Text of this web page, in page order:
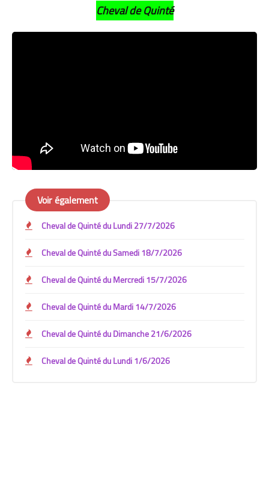
Cheval de Quinté
Voir également
Cheval de Quinté du Lundi 27/7/2026
Cheval de Quinté du Samedi 18/7/2026
Cheval de Quinté du Mercredi 15/7/2026
Cheval de Quinté du Mardi 14/7/2026
Cheval de Quinté du Dimanche 21/6/2026
Cheval de Quinté du Lundi 1/6/2026